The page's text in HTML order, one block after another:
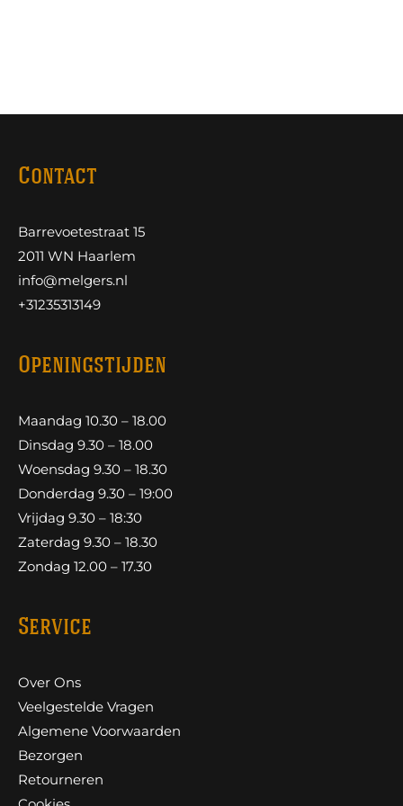
Contact
Barrevoetestraat 15
2011 WN Haarlem
info@melgers.nl
+31235313149
Openingstijden
Maandag 10.30 – 18.00
Dinsdag 9.30 – 18.00
Woensdag 9.30 – 18.30
Donderdag 9.30 – 19:00
Vrijdag 9.30 – 18:30
Zaterdag 9.30 – 18.30
Zondag 12.00 – 17.30
Service
Over Ons
Veelgestelde Vragen
Algemene Voorwaarden
Bezorgen
Retourneren